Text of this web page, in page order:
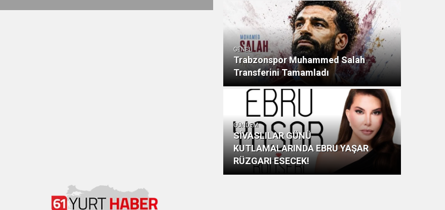
GENEL
Trabzonspor Muhammed Salah
Transferini Tamamladı
GÜNDEM
SİVASLILAR GÜNÜ
KUTLAMALARINDA EBRU YAŞAR
RÜZGARI ESECEK!